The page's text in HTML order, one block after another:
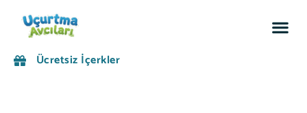
Ücretsiz İçerkler